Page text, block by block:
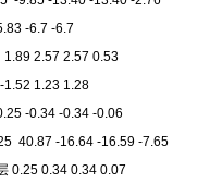
-6.7 -6.7
2.57 2.57 0.53
1.23 1.28
-0.34 -0.34 -0.06
40.87 -16.64 -16.59 -7.65
0.25 0.34 0.34 0.07